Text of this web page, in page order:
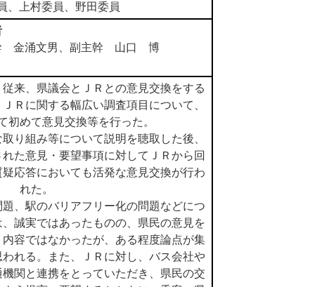
上村委員、野田委員
涌文男、副主幹 山口 博
来、県議会とＪＲとの意見交換をする
Ｒに関する幅広い調査項目について、
初めて意見交換等を行った。
り組み等について説明を聴取した後、
た意見・要望事項に対してＪＲから回
応答においても活発な意見交換が行わ
れた。
、駅のバリアフリー化の問題などにつ
誠実ではあったものの、県民の意見を
容ではなかったが、ある程度論点が集
れる。また、ＪＲに対し、バス会社や
関と連携をとっていただき、県民の交